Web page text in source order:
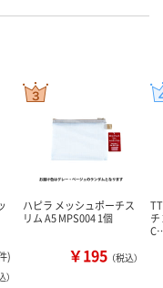
)
）
ハピラ メッシュポーチス
リム A5 MPS004 1個
￥195 （税込）